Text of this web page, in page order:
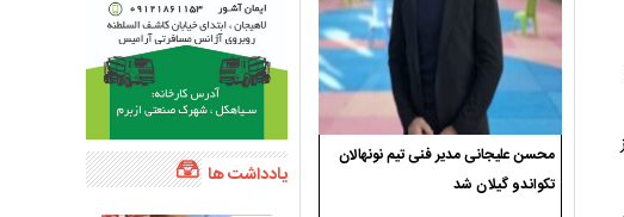
محسن علیجانی مدیر فنی تیم نونهالان
تکواندو گیلان شد
یادداشت ها